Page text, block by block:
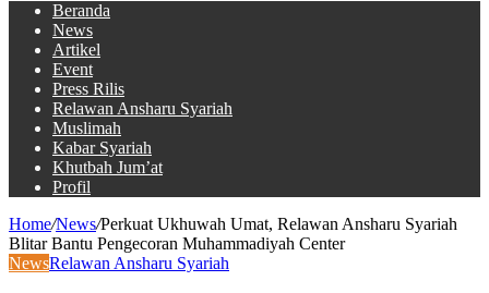
Beranda
News
Artikel
Event
Press Rilis
Relawan Ansharu Syariah
Muslimah
Kabar Syariah
Khutbah Jum’at
Profil
Home/News/Perkuat Ukhuwah Umat, Relawan Ansharu Syariah
Blitar Bantu Pengecoran Muhammadiyah Center
NewsRelawan Ansharu Syariah